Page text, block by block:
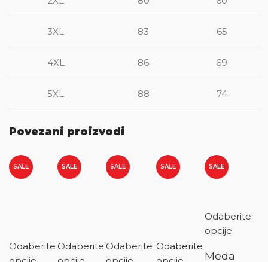
3XL 83 65
4XL 86 69
5XL 88 74
Povezani proizvodi
SALE
Odaberite
SALE
Odaberite
SALE
Odaberite
SALE
Odaberite
SALE
Odaberite
opcije
Meda